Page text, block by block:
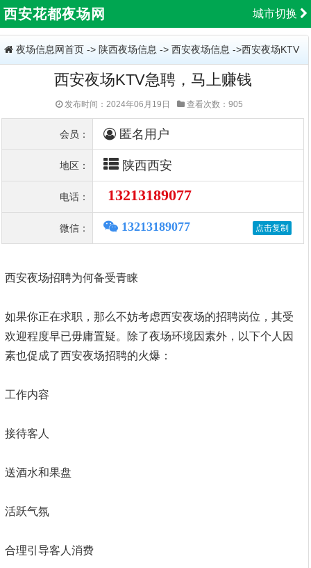
城市切换
西安花都夜场网
夜场信息网首页 -> 陕西夜场信息 -> 西安夜场信息 ->西安夜场KTV
急聘，马上赚钱西安夜场KTV急聘，马上赚钱
发布时间：2024年06月19日 查看次数：905
会员： 匿名用户
地区： 陕西西安
电话： 13213189077
微信： 13213189077
西安夜场招聘为何备受青睐
如果你正在求职，那么不妨考虑西安夜场的招聘岗位，其受
欢迎程度早已毋庸置疑。除了夜场环境因素外，以下个人因
素也促成了西安夜场招聘的火爆：
工作内容
接待客人
送酒水和果盘
活跃气氛
合理引导客人消费